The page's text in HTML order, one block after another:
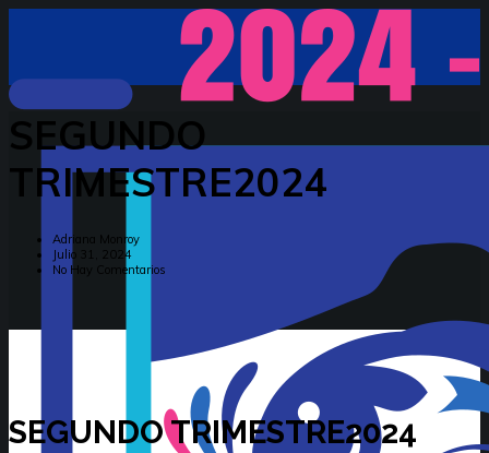
SEGUNDO
TRIMESTRE2024
Adriana Monroy
Julio 31, 2024
No Hay Comentarios
SEGUNDO TRIMESTRE2024